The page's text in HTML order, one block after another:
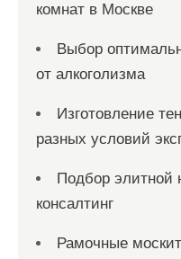
комнат в Москве
Выбор
от алкоголизма
Изготовление
разных условий
Подбор элитной
консалтинг
Рамочные